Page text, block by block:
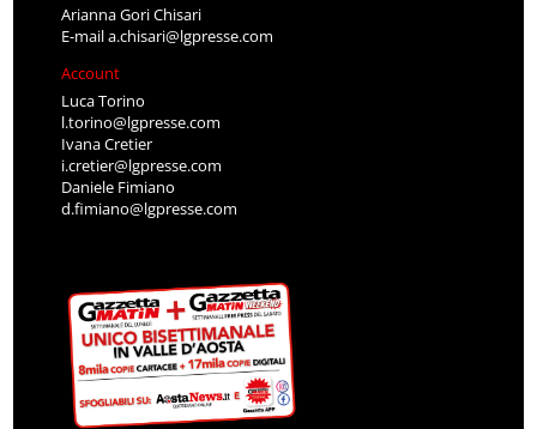
Arianna Gori Chisari
E-maila.chisari@lgpresse.com
Account
Luca Torino
l.torino@lgpresse.com
Ivana Cretier
i.cretier@lgpresse.com
Daniele Fimiano
d.fimiano@lgpresse.com